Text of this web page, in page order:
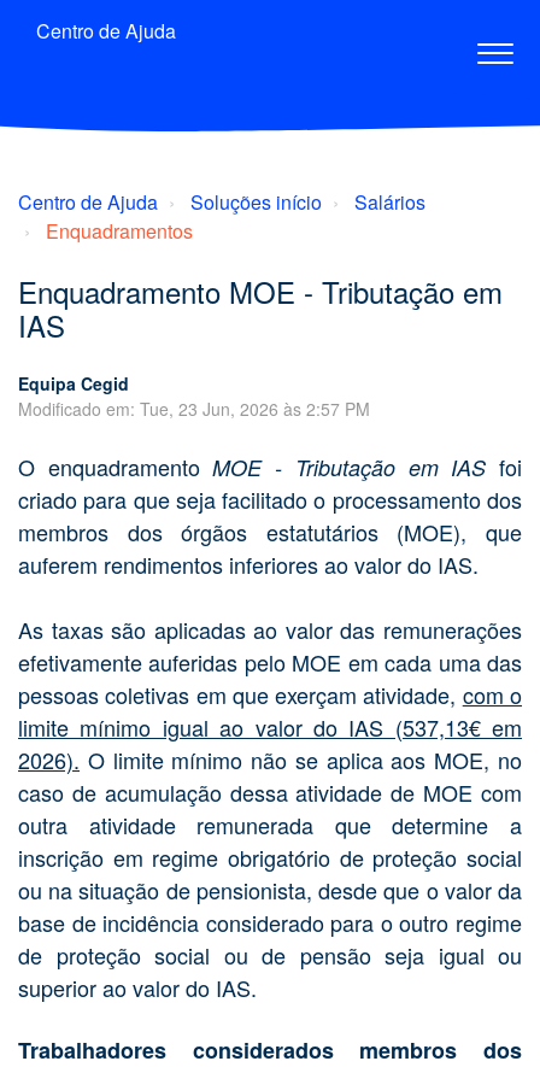
Centro de Ajuda
Centro de Ajuda Soluções início
Salários
Enquadramentos
Enquadramento MOE - Tributação em
IAS
Equipa Cegid
Modificado em: Tue, 23 Jun, 2026 às 2:57 PM
O enquadramentoMOE - Tributação em IAS foi
criado para que seja facilitado o processamento dos
membros dos órgãos estatutários (MOE), que
auferem rendimentos inferiores ao valor do IAS.
As taxas são aplicadas ao valor das remunerações
efetivamente auferidas pelo MOE em cada uma das
pessoas coletivas em que exerçam atividade, com o
limite mínimo igual ao valor do IAS (537,13€ em
2026). O limite mínimo não se aplica aos MOE, no
caso de acumulação dessa atividade de MOE com
outra atividade remunerada que determine a
inscrição em regime obrigatório de proteção social
ou na situação de pensionista, desde que o valor da
base de incidência considerado para o outro regime
de proteção social ou de pensão seja igual ou
superior ao valor do IAS.
Trabalhadores considerados membros dos